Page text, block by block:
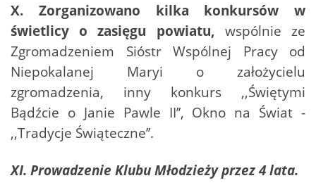
X. Zorganizowano kilka konkursów w
świetlicy o zasięgu powiatu, wspólnie ze
Zgromadzeniem Sióstr Wspólnej Pracy od
Niepokalanej Maryi o założycielu
zgromadzenia, inny konkurs ,,Świętymi
Bądźcie o Janie Pawle II’’, Okno na Świat -
,,Tradycje Świąteczne’’.
XI. Prowadzenie Klubu Młodzieży przez 4 lata.